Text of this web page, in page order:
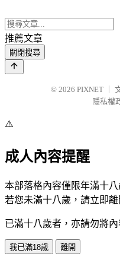
推薦文章
關閉搜尋
© 2026 PIXNET
隱私權
⚠️
成人內容提醒
本部落格內容僅限年滿十八
若您未滿十八歲，請立即離
已滿十八歲者，亦請勿將
我已滿18歲 離開